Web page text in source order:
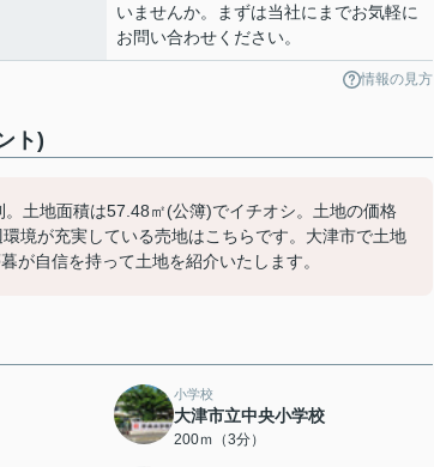
いませんか。まずは当社にまでお気軽に
お問い合わせください。
情報の見方
ト)
土地面積は57.48㎡(公簿)でイチオシ。土地の価格
境が充実している売地はこちらです。大津市で土地
が自信を持って土地を紹介いたします。
小学校
大津市立中央小学校
200ｍ（3分）